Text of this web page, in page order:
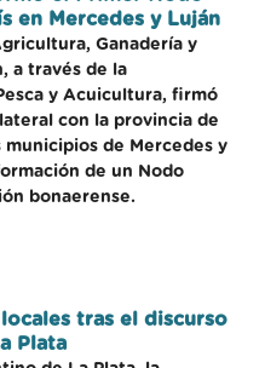
en Mercedes y Luján
Ganadería y
a través de la
y Acuicultura, firmó
con la provincia de
municipios de Mercedes y
de un Nodo
bonaerense.
tras el discurso
Plata